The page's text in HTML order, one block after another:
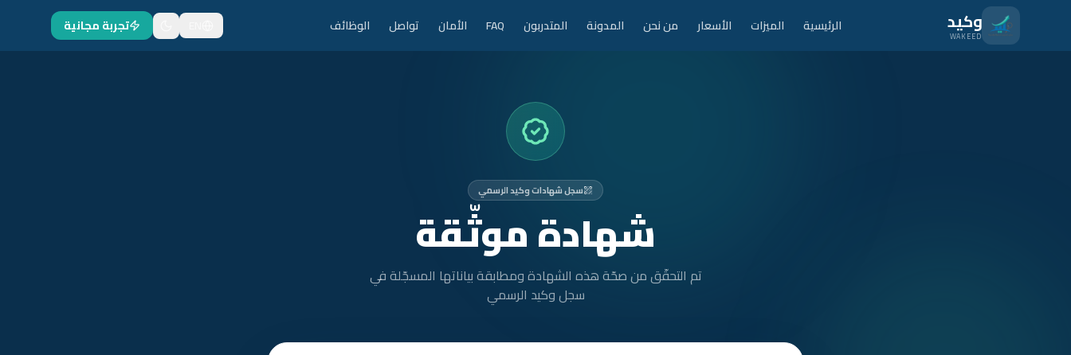
انتقل للمحتوى الرئيسيوكيد
WAKEED الرئيسية الميزات الأسعار من نحن المدونة المتدربون FAQ الأمان تواصل الوظائف تجربة مجانية
سجل شهادات وكيد الرسمي
شهادة موثّقة
تم التحقّق من صحّة هذه الشهادة ومطابقة بياناتها المسجّلة في
سجل وكيد الرسمي